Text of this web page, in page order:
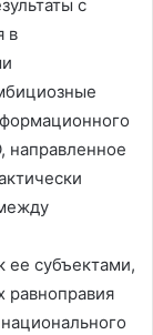
с
в
направленное
ее субъектами,
равноправия